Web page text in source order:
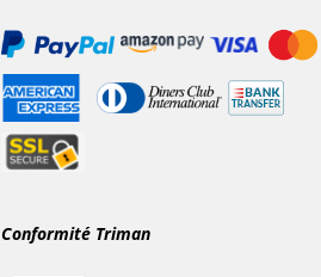
Conformité Triman